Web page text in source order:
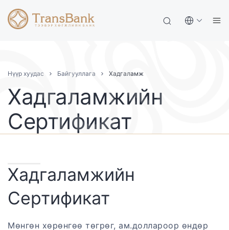
Нүүр хуудас Байгууллага Хадгаламж
Хадгаламжийн
Сертификат
Хадгаламжийн
Сертификат
Мөнгөн хөрөнгөө төгрөг, ам.доллароор өндөр